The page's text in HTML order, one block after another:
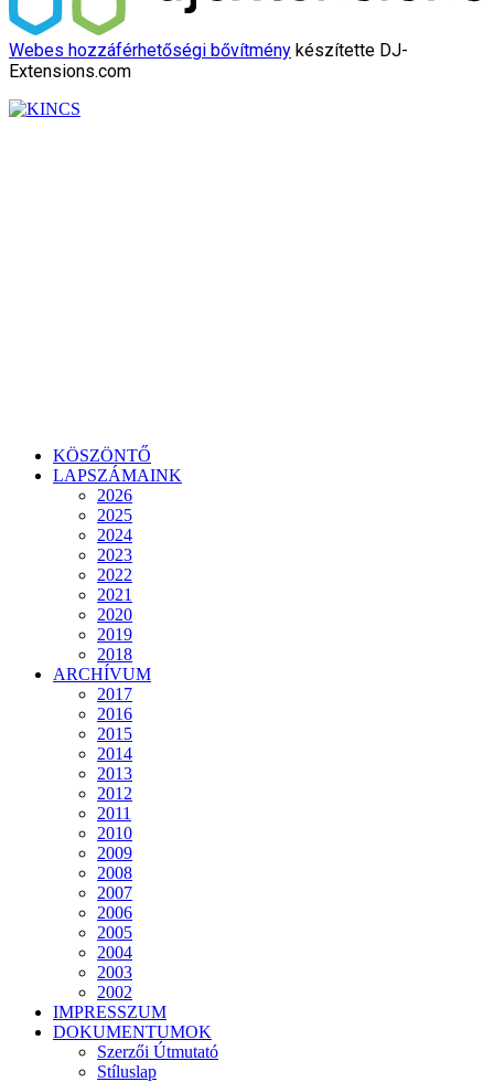
Webes hozzáférhetőségi bővítmény készítette DJ-
Extensions.com
KÖSZÖNTŐ
LAPSZÁMAINK
2026
2025
2024
2023
2022
2021
2020
2019
2018
ARCHÍVUM
2017
2016
2015
2014
2013
2012
2011
2010
2009
2008
2007
2006
2005
2004
2003
2002
IMPRESSZUM
DOKUMENTUMOK
Szerzői Útmutató
Stíluslap